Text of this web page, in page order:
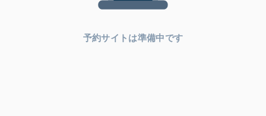
予約サイトは準備中です